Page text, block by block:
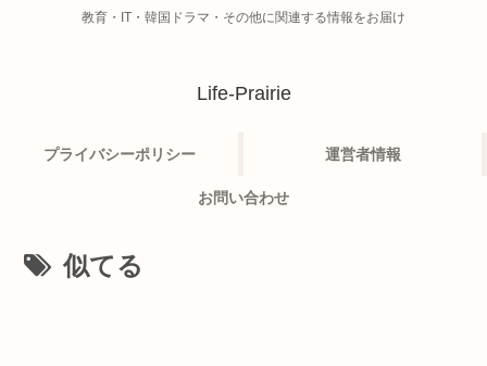
教育・IT・韓国ドラマ・その他に関連する情報をお届け
Life-Prairie
プライバシーポリシー 運営者情報
お問い合わせ
似てる